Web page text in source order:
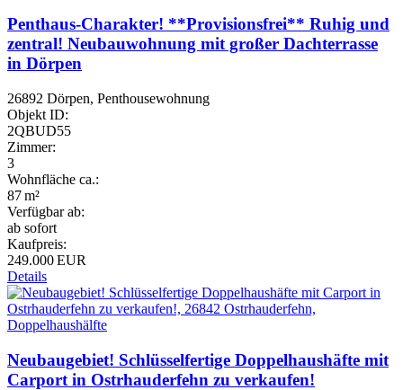
Penthaus-Charakter! **Provisionsfrei** Ruhig und
zentral! Neubauwohnung mit großer Dachterrasse
in Dörpen
26892 Dörpen, Penthousewohnung
Objekt ID:
2QBUD55
Zimmer:
3
Wohnfläche ca.:
87 m²
Verfügbar ab:
ab sofort
Kaufpreis:
249.000 EUR
Details
Neubaugebiet! Schlüsselfertige Doppelhaushäfte mit
Carport in Ostrhauderfehn zu verkaufen!